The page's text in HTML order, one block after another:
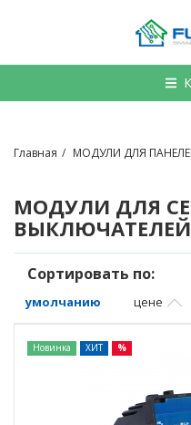
Главная МОДУЛИ ДЛЯ
МОДУЛИ ДЛЯ
ВЫКЛЮЧАТЕЛЕЙ
Сортировать по:
умолчанию цене
Новинка ХИТ %